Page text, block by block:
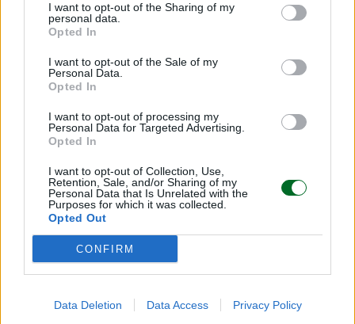
I want to opt-out of the Sharing of my
personal data.
Opted In
I want to opt-out of the Sale of my
Personal Data.
Opted In
I want to opt-out of processing my
Personal Data for Targeted Advertising.
Opted In
I want to opt-out of Collection, Use,
Retention, Sale, and/or Sharing of my
Personal Data that Is Unrelated with the
Purposes for which it was collected.
Opted Out
CONFIRM
Data Deletion Data Access Privacy Policy
Fincantieri è ilreattore veloce raffreddato a
piombo sviluppato da Newcleo
collaborazione tra le due società punta proprio a
verificare come una tecnologia pensata per il
nucleare terrestre possa essere adattata alle
esigenze della navigazione, mantenendo la
possibilità di riportare a terra le innovazioni
sviluppate durante il percorso. Pur mantenendo
aperto il confronto con altri sviluppatori
internazionali, oggi la tecnologia al piombo viene
considerata prioritaria. E il countdown è iniziato:
per Fincantieri le prime prove a mare saranno nel
prossimo decennio.